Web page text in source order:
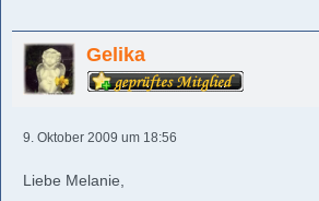
Gelika
9. Oktober 2009 um 18:56
Liebe Melanie,